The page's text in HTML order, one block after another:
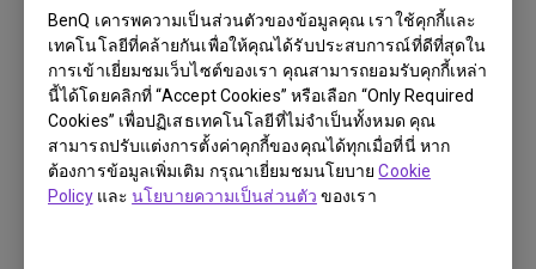
BenQ เคารพความเป็นส่วนตัวของข้อมูลคุณ เราใช้คุกกี้และ
เทคโนโลยีที่คล้ายกันเพื่อให้คุณได้รับประสบการณ์ที่ดีที่สุดใน
การเข้าเยี่ยมชมเว็บไซต์ของเรา คุณสามารถยอมรับคุกกี้เหล่า
นี้ได้โดยคลิกที่ “Accept Cookies” หรือเลือก “Only Required
Cookies” เพื่อปฏิเสธเทคโนโลยีที่ไม่จำเป็นทั้งหมด คุณ
สามารถปรับแต่งการตั้งค่าคุกกี้ของคุณได้ทุกเมื่อที่นี่ หาก
ต้องการข้อมูลเพิ่มเติม กรุณาเยี่ยมชมนโยบายCookie
Policyและนโยบายความเป็นส่วนตัว ของเรา
ซีเรียลของตัวเครื่อง*
วิธีค้นหาหมายเลขผลิตภัณฑ์ของฉัน